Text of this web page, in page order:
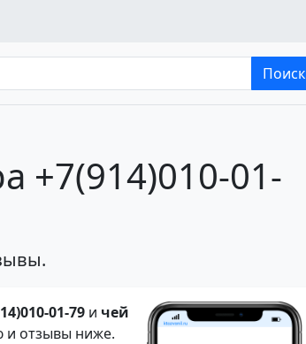
Поиск
+7(914)010-01-
01-79 и чей
и отзывы ниже.